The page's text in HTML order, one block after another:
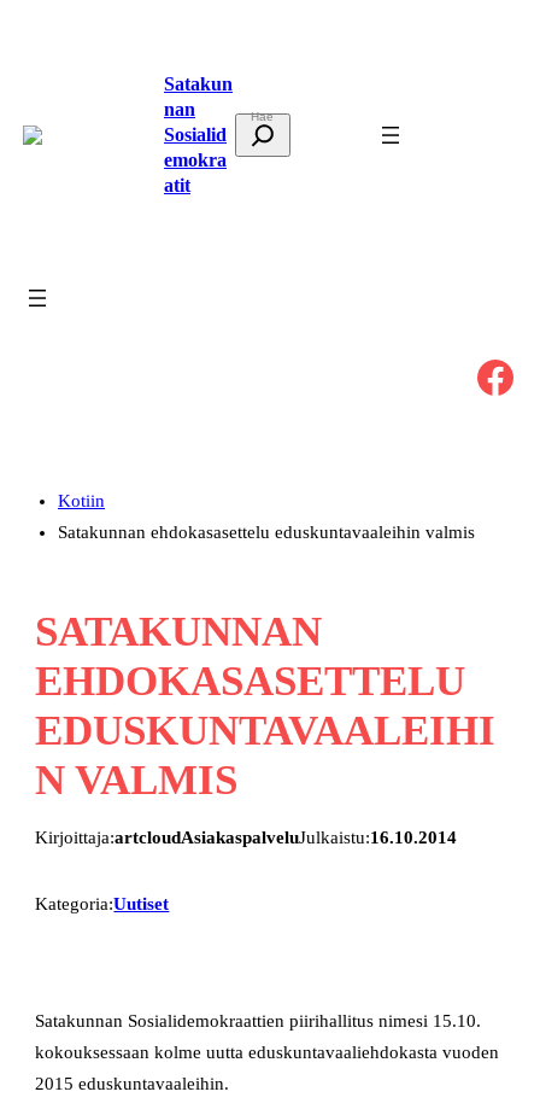
Satakun
nan
Sosialid
emokra
atit
t
Facebook
Kotiin
Satakunnan ehdokasasettelu eduskuntavaaleihin valmis
SATAKUNNAN
EHDOKASASETTELU
EDUSKUNTAVAALEIHI
N VALMIS
Kirjoittaja:artcloudAsiakaspalveluJulkaistu:16.10.2014
Kategoria:Uutiset
Satakunnan Sosialidemokraattien piirihallitus nimesi 15.10.
kokouksessaan kolme uutta eduskuntavaaliehdokasta vuoden
2015 eduskuntavaaleihin.